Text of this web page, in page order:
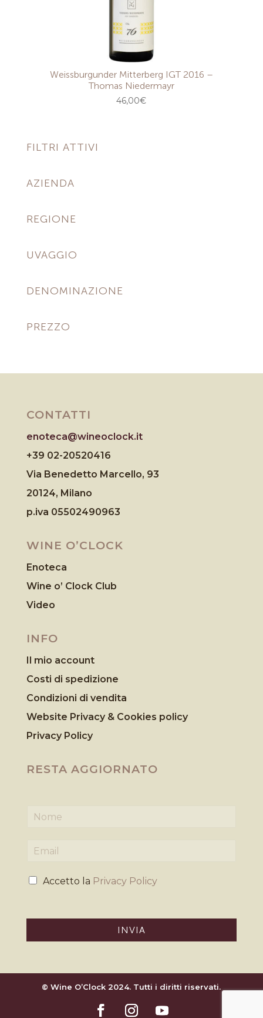
Weissburgunder Mitterberg IGT 2016 –
Thomas Niedermayr
46,00€
FILTRI ATTIVI
AZIENDA
REGIONE
UVAGGIO
DENOMINAZIONE
PREZZO
CONTATTI
enoteca@wineoclock.it
+39 02-20520416
Via Benedetto Marcello, 93
20124, Milano
p.iva 05502490963
WINE O’CLOCK
Enoteca
Wine o’ Clock Club
Video
INFO
Il mio account
Costi di spedizione
Condizioni di vendita
Website Privacy & Cookies policy
Privacy Policy
RESTA AGGIORNATO
m
iP
Accetto la Privacy Policy
INVIA
© Wine O’Clock 2024. Tutti i diritti riservati.